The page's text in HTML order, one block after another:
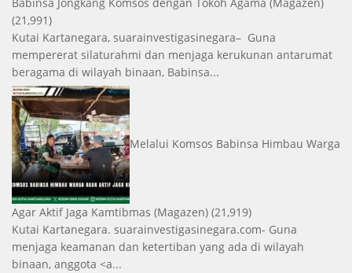
Babinsa Jongkang Komsos dengan Tokoh Agama (Magazen)
(21,991)
Kutai Kartanegara, suarainvestigasinegara– Guna
mempererat silaturahmi dan menjaga kerukunan antarumat
beragama di wilayah binaan, Babinsa...
Melalui Komsos Babinsa Himbau Warga
Agar Aktif Jaga Kamtibmas (Magazen) (21,919)
Kutai Kartanegara. suarainvestigasinegara.com- Guna
menjaga keamanan dan ketertiban yang ada di wilayah
binaan, anggota <a...